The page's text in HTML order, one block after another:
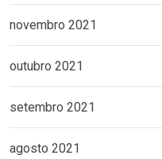
novembro 2021
outubro 2021
setembro 2021
agosto 2021